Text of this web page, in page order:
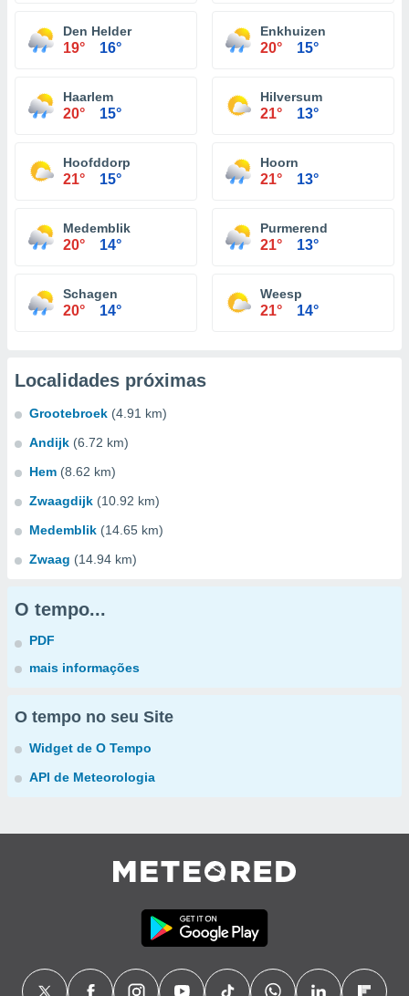
Den Helder
19° 16°
Enkhuizen
20° 15°
Haarlem
20° 15°
Hilversum
21° 13°
Hoofddorp
21° 15°
Hoorn
21° 13°
Medemblik
20° 14°
Purmerend
21° 13°
Schagen
20° 14°
Weesp
21° 14°
Localidades próximas
Grootebroek (4.91 km)
Andijk (6.72 km)
Hem (8.62 km)
Zwaagdijk (10.92 km)
Medemblik (14.65 km)
Zwaag (14.94 km)
O tempo...
PDF
mais informações
O tempo no seu Site
Widget de O Tempo
API de Meteorologia